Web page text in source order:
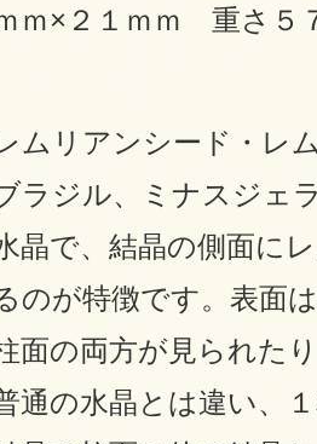
ｍ×２１ｍｍ 重さ５
ムリアンシード・レ
ラジル、ミナスジェ
晶で、結晶の側面に
のが特徴です。表面
面の両方が見られた
通の水晶とは違い、